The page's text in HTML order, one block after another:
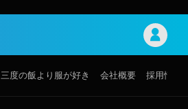
三度の飯より服が好き 会社概要 採用情報